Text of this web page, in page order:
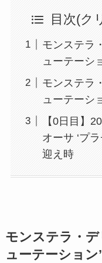
目次(ク
モンステラ
ューテーシ
モンステラ
ューテーシ
【0日目】
オーサ ‘プ
迎え時
モンステラ・デ
ューテーション